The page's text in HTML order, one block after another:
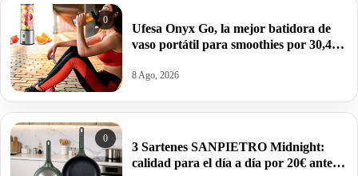
0
Ufesa Onyx Go, la mejor batidora de
vaso portátil para smoothies por 30,41€
8 Ago, 2026
0
3 Sartenes SANPIETRO Midnight:
calidad para el día a día por 20€ antes